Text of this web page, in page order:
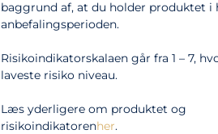
baggrund af, at du holder produktet i
anbefalingsperioden.
Risikoindikatorskalaen går fra 1 – 7,
laveste risiko niveau.
Læs yderligere om produktet og
risikoindikatorenher.